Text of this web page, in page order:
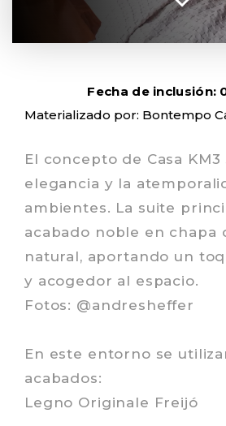
Fecha de inclusión:
Materializado por: Bontempo
El concepto de Casa
elegancia y la
ambientes. La suite
acabado noble en chapa
natural, aportando un
y acogedor al espacio.
Fotos: @andresheffer
En este entorno se
acabados:
Legno Originale Freijó